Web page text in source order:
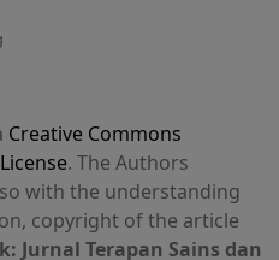
Creative Commons
. The Authors
with the understanding
copyright of the article
Jurnal Terapan Sains dan